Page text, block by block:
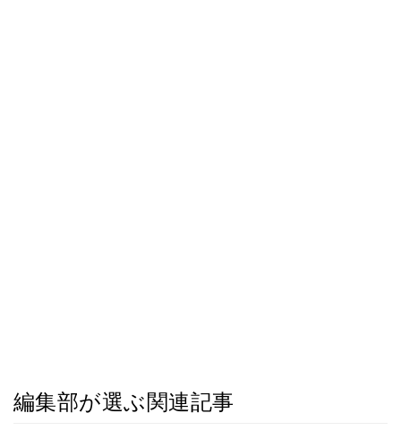
編集部が選ぶ関連記事